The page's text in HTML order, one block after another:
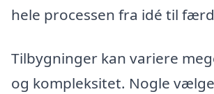
hele processen fra idé til
Tilbygninger kan variere
og kompleksitet. Nogle